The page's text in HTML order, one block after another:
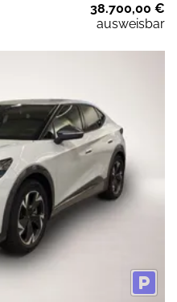
38.700,00 €
ausweisbar